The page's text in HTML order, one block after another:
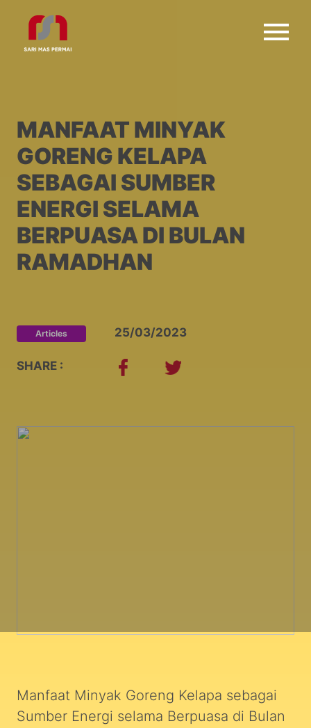
MANFAAT MINYAK
GORENG KELAPA
SEBAGAI SUMBER
ENERGI SELAMA
BERPUASA DI BULAN
RAMADHAN
Articles 25/03/2023
SHARE :
Manfaat Minyak Goreng Kelapa sebagai
Sumber Energi selama Berpuasa di Bulan